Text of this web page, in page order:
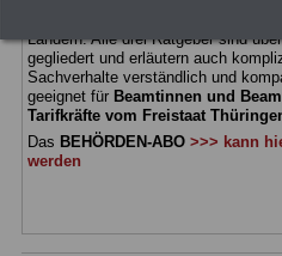
Ländern. Alle drei Ratgeber sind
gegliedert und erläutern auch
Sachverhalte verständlich und
geeignet für Beamtinnen und
Tarifkräfte vom Freistaat
Das BEHÖRDEN-ABO >>> kann
werden